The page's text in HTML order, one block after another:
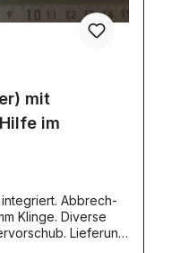
mit
im
Abbrech-
Lieferung